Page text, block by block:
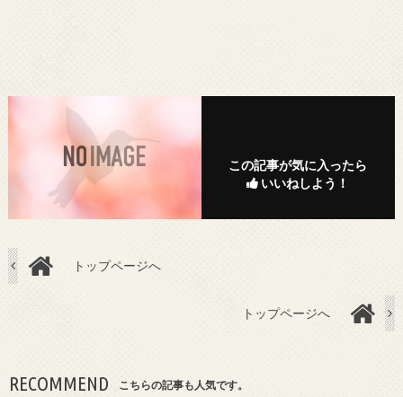
この記事が気に入ったら
いいねしよう！
トップページへ
トップページへ
RECOMMEND こちらの記事も人気です。